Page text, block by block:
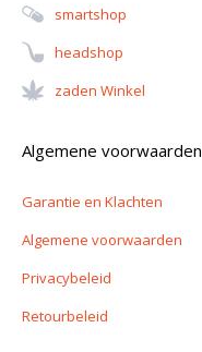
Smartshop
Headshop
Zaden Winkel
Algemene voorwaarden
Garantie en Klachten
Algemene voorwaarden
Privacybeleid
Retourbeleid